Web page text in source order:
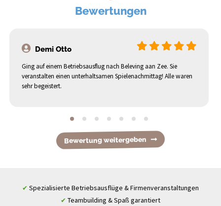
Bewertungen
Demi Otto
Ging auf einem Betriebsausflug nach Beleving aan Zee. Sie
veranstalten einen unterhaltsamen Spielenachmittag! Alle waren
sehr begeistert.
Bewertung weitergeben
✔ Spezialisierte Betriebsausflüge & Firmenveranstaltungen
✔ Teambuilding & Spaß garantiert